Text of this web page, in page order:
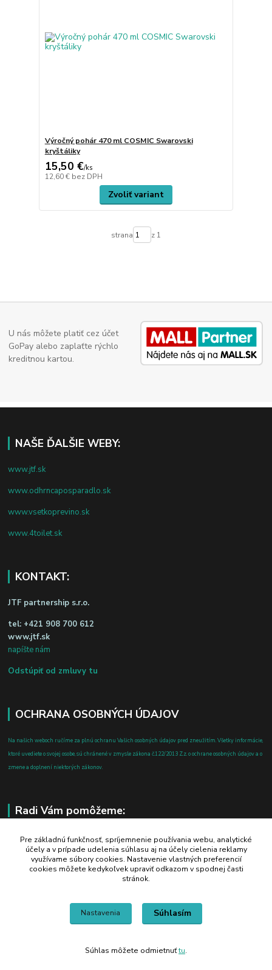
Výročný pohár 470 ml COSMIC Swarovski
kryštáliky
15,50 €/ks
12,60 € bez DPH
Zvoliť variant
strana z 1
U nás môžete platiť cez účet
GoPay alebo zaplaťte rýchlo
kreditnou kartou.
NAŠE ĎALŠIE WEBY:
www.jtf.sk
www.odhrncaposparadlo.sk
www.vsetkoprevino.sk
www.4toilet.sk
KONTAKT:
JTF partnership s.r.o.
tel: +421 908 700 612
www.jtf.sk
napíšte nám
Odstúpiť od zmluvy tu
OCHRANA OSOBNÝCH ÚDAJOV
Na našich weboch ručíme za plnú ochranu Vašich osobných údajov pred zneužitím. Všetky informácie,
ktoré uvediete o svojej osobe, sú chránené v zmysle zákona č.122/2013 Z.z. o ochrane osobných údajov a o
zmene a doplnení niektorých zákonov.
Radi Vám pomôžeme:
+421 908 700 612
po-pia: 8.00 - 16.00
business@jtf.sk
Pre základnú funkčnosť, spríjemnenie používania webu, analytické
účely a v prípade udelenia súhlasu aj na účely cielenia reklamy
využívame súbory cookies. Nastavenie vlastných preferencií
cookies môžete kedykoľvek upraviť odkazom v spodnej časti
stránok.
Nastavenia Súhlasím
Súhlas môžete odmietnuťtu.